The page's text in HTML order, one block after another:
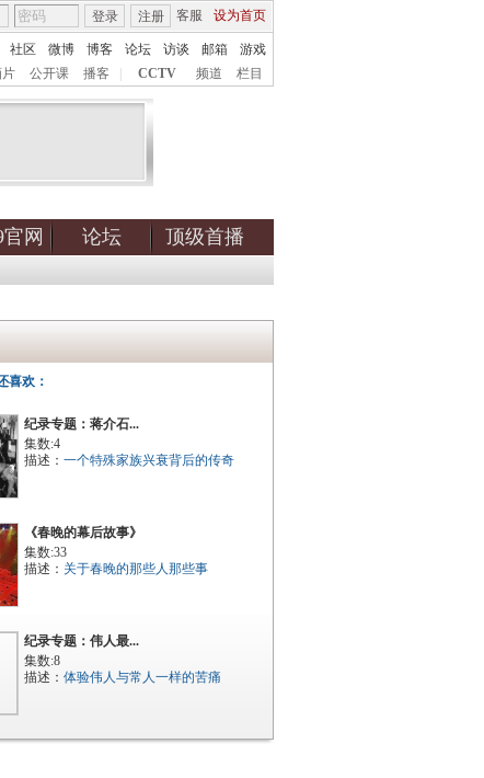
客服 设为首页
登录 注册
社区 微博 博客 论坛 访谈 邮箱
游戏
公开课 播客 CCTV 频道 栏目
网 论坛 顶级首播
喜欢：
纪录专题：蒋介石...
集数:4
描述： 一个特殊家族兴衰背后的传奇
《春晚的幕后故事》
集数:33
描述： 关于春晚的那些人那些事
纪录专题：伟人最...
集数:8
描述： 体验伟人与常人一样的苦痛